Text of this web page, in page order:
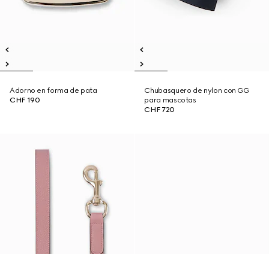
Adorno en forma de pata
CHF 190
Chubasquero de nylon con GG
para mascotas
CHF 720